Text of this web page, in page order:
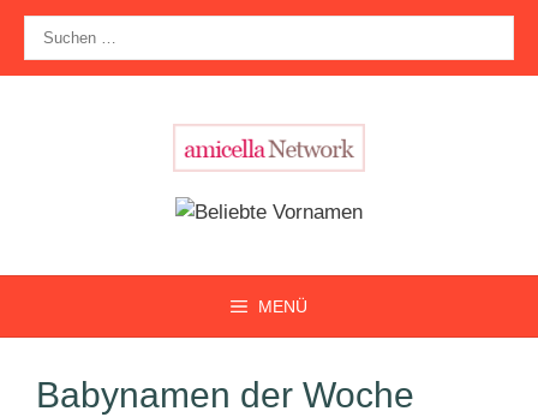
Zum
Inhalt
springen
nach:
MENÜ
Babynamen der Woche